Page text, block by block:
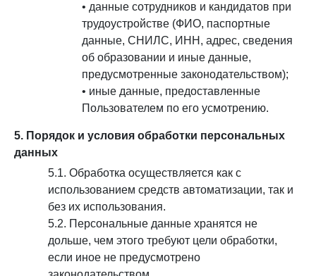
• данные сотрудников и кандидатов при
трудоустройстве (ФИО, паспортные
данные, СНИЛС, ИНН, адрес, сведения
об образовании и иные данные,
предусмотренные законодательством);
• иные данные, предоставленные
Пользователем по его усмотрению.
5. Порядок и условия обработки персональных
данных
5.1. Обработка осуществляется как с
использованием средств автоматизации, так и
без их использования.
5.2. Персональные данные хранятся не
дольше, чем этого требуют цели обработки,
если иное не предусмотрено